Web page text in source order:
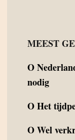
MEEST
O
nodig
OHet
OWel